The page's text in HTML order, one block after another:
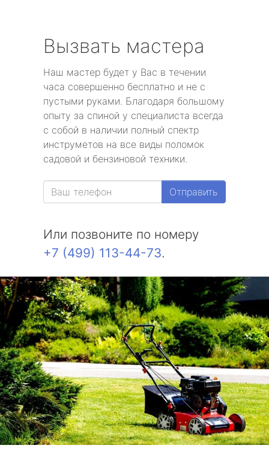
Вызвать мастера
Наш мастер будет у Вас в течении
часа совершенно бесплатно и не с
пустыми руками. Благодаря большому
опыту за спиной у специалиста всегда
с собой в наличии полный спектр
инструметов на все виды поломок
садовой и бензиновой техники.
Отправить
Или позвоните по номеру
+7 (499) 113-44-73.